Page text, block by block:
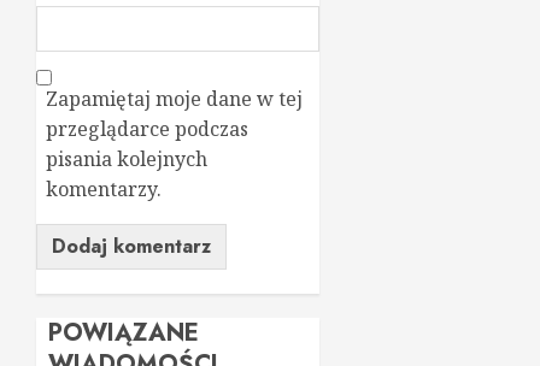
Zapamiętaj moje dane w tej
przeglądarce podczas
pisania kolejnych
komentarzy.
POWIĄZANE